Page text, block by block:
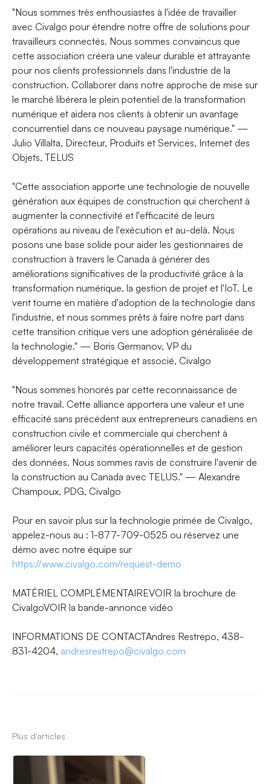
"Nous sommes très enthousiastes à l'idée de travailler
avec Civalgo pour étendre notre offre de solutions pour
travailleurs connectés. Nous sommes convaincus que
cette association créera une valeur durable et attrayante
pour nos clients professionnels dans l'industrie de la
construction. Collaborer dans notre approche de mise sur
le marché libérera le plein potentiel de la transformation
numérique et aidera nos clients à obtenir un avantage
concurrentiel dans ce nouveau paysage numérique." —
Julio Villalta, Directeur, Produits et Services, Internet des
Objets, TELUS
"Cette association apporte une technologie de nouvelle
génération aux équipes de construction qui cherchent à
augmenter la connectivité et l'efficacité de leurs
opérations au niveau de l'exécution et au-delà. Nous
posons une base solide pour aider les gestionnaires de
construction à travers le Canada à générer des
améliorations significatives de la productivité grâce à la
transformation numérique, la gestion de projet et l'IoT. Le
vent tourne en matière d'adoption de la technologie dans
l'industrie, et nous sommes prêts à faire notre part dans
cette transition critique vers une adoption généralisée de
la technologie." — Boris Germanov, VP du
développement stratégique et associé, Civalgo
"Nous sommes honorés par cette reconnaissance de
notre travail. Cette alliance apportera une valeur et une
efficacité sans précédent aux entrepreneurs canadiens en
construction civile et commerciale qui cherchent à
améliorer leurs capacités opérationnelles et de gestion
des données. Nous sommes ravis de construire l'avenir de
la construction au Canada avec TELUS." — Alexandre
Champoux, PDG, Civalgo
Pour en savoir plus sur la technologie primée de Civalgo,
appelez-nous au : 1-877-709-0525 ou réservez une
démo avec notre équipe sur
https://www.civalgo.com/request-demo
MATÉRIEL COMPLÉMENTAIREVOIR la brochure de
CivalgoVOIR la bande-annonce vidéo
INFORMATIONS DE CONTACTAndres Restrepo, 438-
831-4204, andresrestrepo@civalgo.com
Plus d'articles